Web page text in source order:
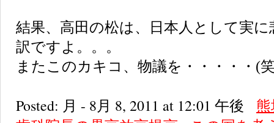
結果、高田の松は、日本人として実
訳ですよ。。。
またこのカキコ、物議を・・・・・(
Posted: 月 - 8月 8, 2011 at 12:01 午後